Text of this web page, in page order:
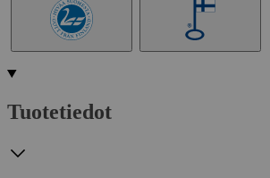
Tuotetiedot